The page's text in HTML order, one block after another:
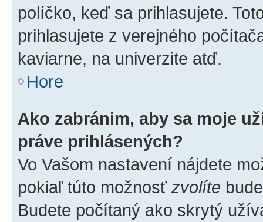
políčko, keď sa prihlasujete.
prihlasujete z verejného
kaviarne, na univerzite atď.
Hore
Ako zabránim, aby sa moje
práve prihlásených?
Vo Vašom nastavení nájdete
pokiaľ túto možnosť zvolíte
Budete počítaný ako skrytý